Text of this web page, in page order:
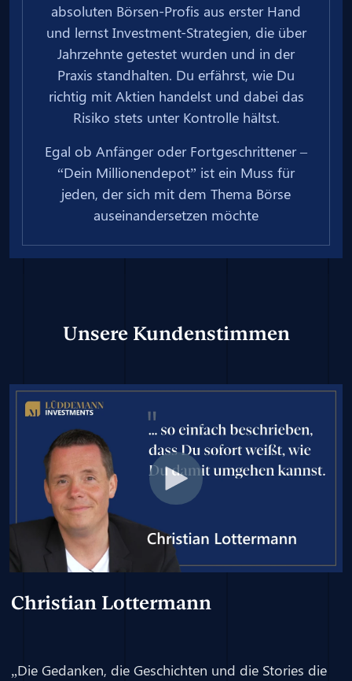
absoluten Börsen-Profis aus erster Hand
und lernst Investment-Strategien, die über
Jahrzehnte getestet wurden und in der
Praxis standhalten. Du erfährst, wie Du
richtig mit Aktien handelst und dabei das
Risiko stets unter Kontrolle hältst.
Egal ob Anfänger oder Fortgeschrittener –
“Dein Millionendepot” ist ein Muss für
jeden, der sich mit dem Thema Börse
auseinandersetzen möchte
Unsere Kundenstimmen
Christian Lottermann
„Die Gedanken, die Geschichten und die Stories die